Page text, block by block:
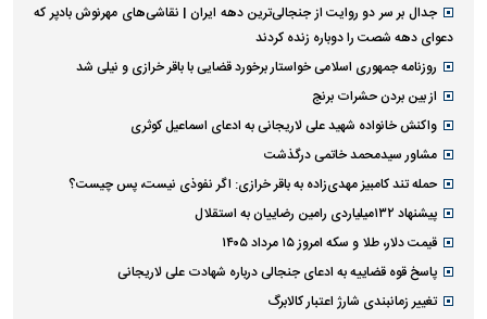
جدال بر سر دو روایت از جنجالی‌ترین دهه ایران | نقاشی‌های مهرنوش بادپر که
دعوای دهه شصت را دوباره زنده کردند
روزنامه جمهوری اسلامی خواستار برخورد قضایی با باقر خرازی و نیلی شد
از بین بردن حشرات برنج
واکنش خانواده شهید علی لاریجانی به ادعای اسماعیل کوثری
مشاور سیدمحمد خاتمی درگذشت
حمله تند کامبیز مهدی‌زاده به باقر خرازی: اگر نفوذی نیست، پس چیست؟
پیشنهاد ۱۳۲میلیاردی رامین رضاییان به استقلال
قیمت دلار، طلا و سکه امروز ۱۵ مرداد ۱۴۰۵
پاسخ قوه قضاییه به ادعای جنجالی درباره شهادت علی لاریجانی
تغییر زمانبندی‌ شارژ اعتبار کالابرگ